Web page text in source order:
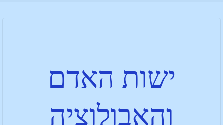
ישות האדם
והאבולוציה